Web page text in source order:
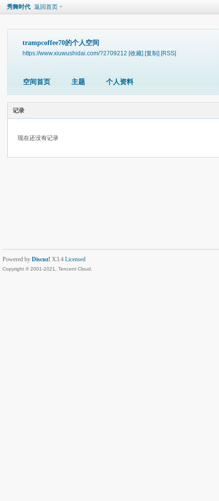
秀舞时代 返回首页
trampcoffee70的个人空间
https://www.xiuwushidai.com/?2709212 [收藏] [复制] [RSS]
空间首页 主题 个人资料
记录
现在还没有记录
Powered by Discuz! X3.4 Licensed
Copyright © 2001-2021, Tencent Cloud.